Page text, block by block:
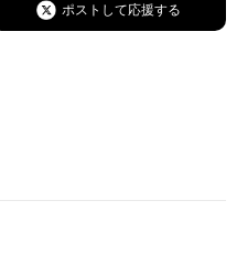
ます。
ポストして応援する